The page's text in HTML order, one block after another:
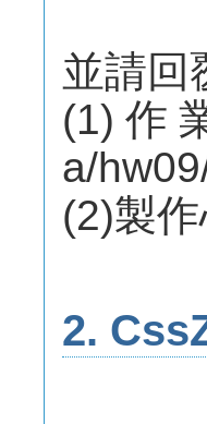
並請回
(1)作
a/
(2)製作
2.